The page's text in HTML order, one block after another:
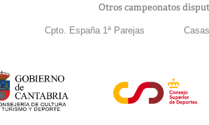
Otros campeonatos
Cpto. España 1ª Parejas